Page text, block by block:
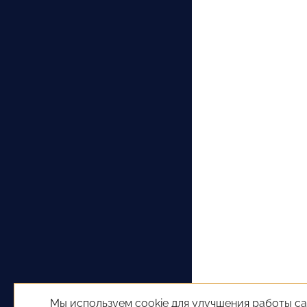
Мы используем cookie для улучшения работы